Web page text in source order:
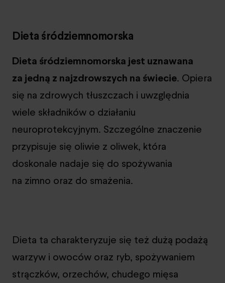
Dieta śródziemnomorska
Dieta śródziemnomorska jest uznawana
za jedną z najzdrowszych na świecie. Opiera
się na zdrowych tłuszczach i uwzględnia
wiele składników o działaniu
neuroprotekcyjnym. Szczególne znaczenie
przypisuje się oliwie z oliwek, która
doskonale nadaje się do spożywania
na zimno oraz do smażenia.
Dieta ta charakteryzuje się też dużą podażą
warzyw i owoców oraz ryb, spożywaniem
strączków, orzechów, chudego mięsa